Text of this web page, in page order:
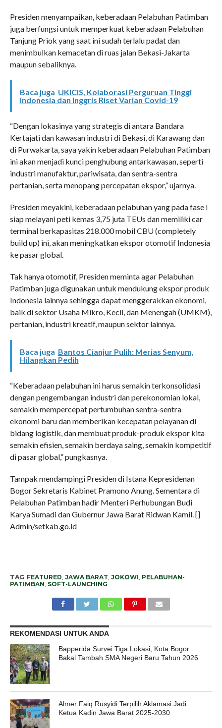
Presiden menyampaikan, keberadaan Pelabuhan Patimban
juga berfungsi untuk memperkuat keberadaan Pelabuhan
Tanjung Priok yang saat ini sudah terlalu padat dan
menimbulkan kemacetan di ruas jalan Bekasi-Jakarta
maupun sebaliknya.
Baca juga UKICIS, Kolaborasi Perguruan Tinggi
Indonesia dan Inggris Riset Varian Covid-19
“Dengan lokasinya yang strategis di antara Bandara
Kertajati dan kawasan industri di Bekasi, di Karawang dan
di Purwakarta, saya yakin keberadaan Pelabuhan Patimban
ini akan menjadi kunci penghubung antarkawasan, seperti
industri manufaktur, pariwisata, dan sentra-sentra
pertanian, serta menopang percepatan ekspor,” ujarnya.
Presiden meyakini, keberadaan pelabuhan yang pada fase I
siap melayani peti kemas 3,75 juta TEUs dan memiliki car
terminal berkapasitas 218.000 mobil CBU (completely
build up) ini, akan meningkatkan ekspor otomotif Indonesia
ke pasar global.
Tak hanya otomotif, Presiden meminta agar Pelabuhan
Patimban juga digunakan untuk mendukung ekspor produk
Indonesia lainnya sehingga dapat menggerakkan ekonomi,
baik di sektor Usaha Mikro, Kecil, dan Menengah (UMKM),
pertanian, industri kreatif, maupun sektor lainnya.
Baca juga Bantos Cianjur Pulih: Merias Senyum,
Hilangkan Pedih
“Keberadaan pelabuhan ini harus semakin terkonsolidasi
dengan pengembangan industri dan perekonomian lokal,
semakin mempercepat pertumbuhan sentra-sentra
ekonomi baru dan memberikan kecepatan pelayanan di
bidang logistik, dan membuat produk-produk ekspor kita
semakin efisien, semakin berdaya saing, semakin kompetitif
di pasar global,” pungkasnya.
Tampak mendampingi Presiden di Istana Kepresidenan
Bogor Sekretaris Kabinet Pramono Anung. Sementara di
Pelabuhan Patimban hadir Menteri Perhubungan Budi
Karya Sumadi dan Gubernur Jawa Barat Ridwan Kamil. []
Admin/setkab.go.id
TAG FEATURED JAWA BARAT JOKOWI PELABUHAN-
PATIMBAN SOFT-LAUNCHING
REKOMENDASI UNTUK ANDA
Bapperida Survei Tiga Lokasi, Kota Bogor
Bakal Tambah SMA Negeri Baru Tahun 2026
Almer Faiq Rusyidi Terpilih Aklamasi Jadi
Ketua Kadin Jawa Barat 2025-2030